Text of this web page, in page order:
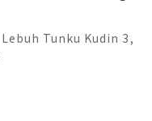
Tunku Kudin 3,